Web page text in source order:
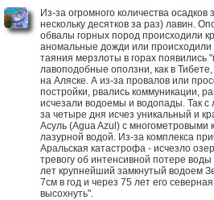
Из-за огромного количества
нескольку десятков за раз) лавин.
обвалы горных пород происходили
аномальные дожди или
таяния мерзлоты в горах появились
лавоподобные оползни, как в
на Аляске. А из-за провалов или
постройки, рвались коммуникации,
исчезали водоемы и водопады. Так с
за четыре дня исчез уникальный и
Асуль (Agua Azul) с многометровыми
лазурной водой. Из-за комплекса
Аральская катастрофа - исчезло
тревогу об интенсивной потере
лет крупнейший замкнутый водоем
7см в год и через 75 лет его
высохнуть".